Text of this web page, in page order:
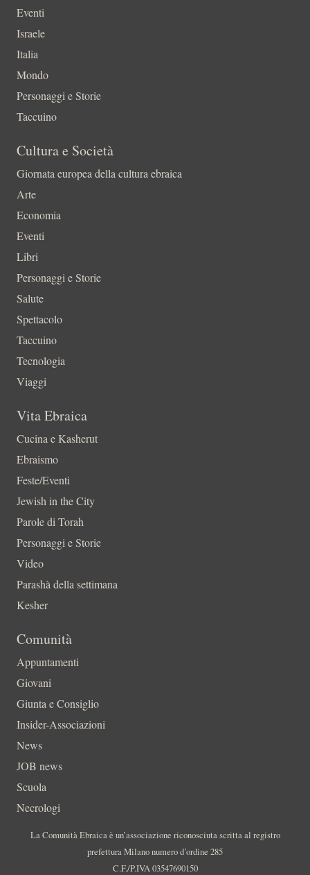
Eventi
Israele
Italia
Mondo
Personaggi e Storie
Taccuino
Cultura e Società
Giornata europea della cultura ebraica
Arte
Economia
Eventi
Libri
Personaggi e Storie
Salute
Spettacolo
Taccuino
Tecnologia
Viaggi
Vita Ebraica
Cucina e Kasherut
Ebraismo
Feste/Eventi
Jewish in the City
Parole di Torah
Personaggi e Storie
Video
Parashà della settimana
Kesher
Comunità
Appuntamenti
Giovani
Giunta e Consiglio
Insider-Associazioni
News
JOB news
Scuola
Necrologi
La Comunità Ebraica è un’associazione riconosciuta scritta al registro
prefettura Milano numero d’ordine 285
C.F./P.IVA 03547690150